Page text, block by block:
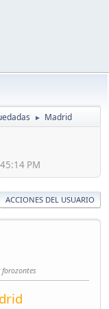
► Madrid
PM
ACCIONES DEL USUARIO
forozontes